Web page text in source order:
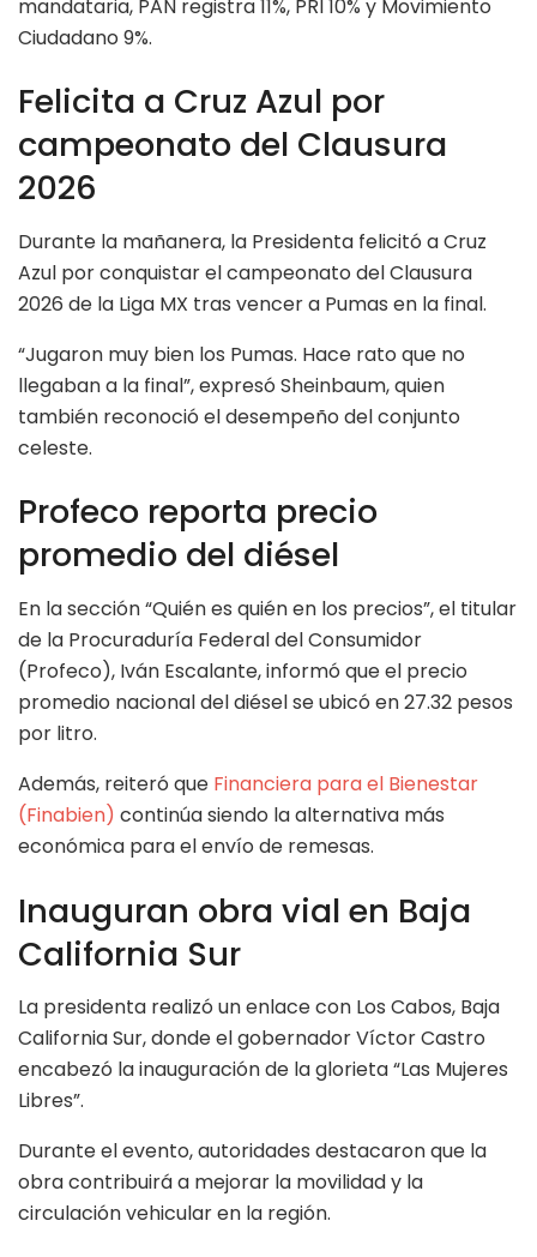
mandataria, PAN registra 11%, PRI 10% y Movimiento
Ciudadano 9%.
Felicita a Cruz Azul por
campeonato del Clausura
2026
Durante la mañanera, la Presidenta felicitó a Cruz
Azul por conquistar el campeonato del Clausura
2026 de la Liga MX tras vencer a Pumas en la final.
“Jugaron muy bien los Pumas. Hace rato que no
llegaban a la final”, expresó Sheinbaum, quien
también reconoció el desempeño del conjunto
celeste.
Profeco reporta precio
promedio del diésel
En la sección “Quién es quién en los precios”, el titular
de la Procuraduría Federal del Consumidor
(Profeco), Iván Escalante, informó que el precio
promedio nacional del diésel se ubicó en 27.32 pesos
por litro.
Además, reiteró que Financiera para el Bienestar
(Finabien) continúa siendo la alternativa más
económica para el envío de remesas.
Inauguran obra vial en Baja
California Sur
La presidenta realizó un enlace con Los Cabos, Baja
California Sur, donde el gobernador Víctor Castro
encabezó la inauguración de la glorieta “Las Mujeres
Libres”.
Durante el evento, autoridades destacaron que la
obra contribuirá a mejorar la movilidad y la
circulación vehicular en la región.